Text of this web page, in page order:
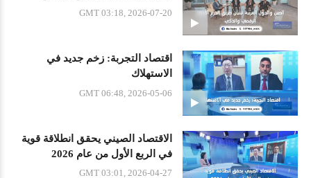
GMT 03:18, 2026-07-20
اقتصاد التجربة: زخم جديد في
الاستهلاك
GMT 06:48, 2026-05-06
الاقتصاد الصيني يحقق انطلاقة قوية
في الربع الأول من عام 2026
GMT 03:01, 2026-04-27